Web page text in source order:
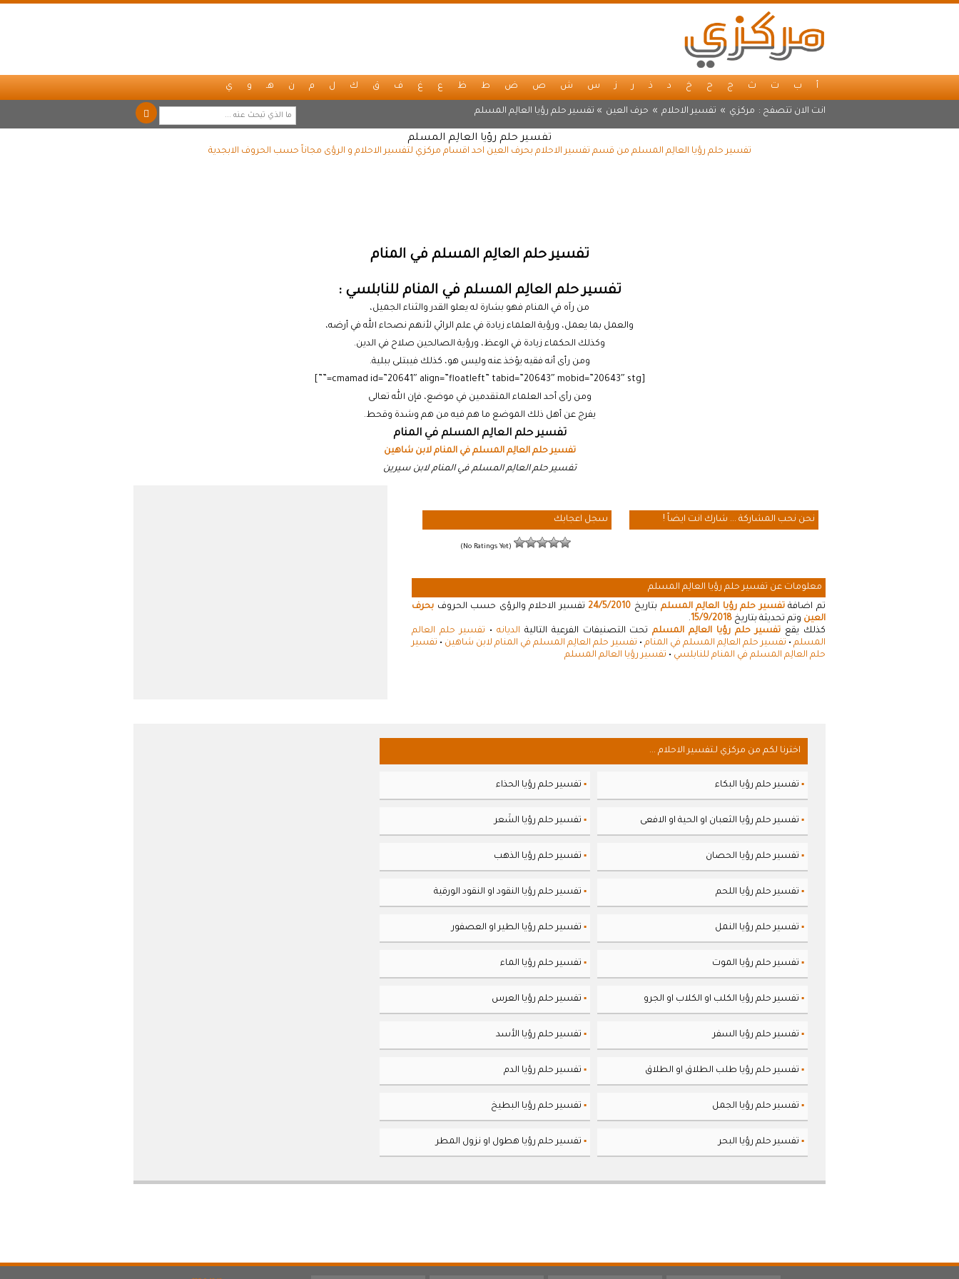
أ ب ت ث ج ح خ د ذ ر ز س ش ص ض ط ظ ع غ ف ق ك ل م ن هـ و ي
انت الان تتصفح : مركزي » تفسير الاحلام » حرف العين » تفسير حلم رؤيا العالِم المسلم
تفسير حلم رؤيا العالِم المسلم
تفسير حلم رؤيا العالِم المسلم من قسم تفسير الاحلام بحرف العين احد اقسام مركزي لتفسير الاحلام و الرؤى مجاناً حسب الحروف الابجدية
تفسير حلم العالِم المسلم في المنام
تفسير حلم العالِم المسلم في المنام للنابلسي :
من رآه في المنام فهو بشارة له يعلو القدر والثناء الجميل،
والعمل بما يعمل، ورؤية العلماء زيادة في علم الرائي لأنهم نصحاء الله في أرضه،
وكذلك الحكماء زيادة في الوعظ، ورؤية الصالحين صلاح في الدين.
ومن رأى أنه فقيه يؤخذ عنه وليس هو، كذلك فيبتلى ببلية.
[cmamad id=”20641″ align=”floatleft” tabid=”20643″ mobid=”20643″ stg=””]
ومن رأى أحد العلماء المتقدمين في موضع، فإن الله تعالى
يفرج عن أهل ذلك الموضع ما هم فيه من هم وشدة وقحط.
تفسير حلم العالِم المسلم في المنام
تفسير حلم العالِم المسلم في المنام لابن شاهين
تفسير حلم العالِم المسلم في المنام لابن سيرين
نحن نحب المشاركة ... شارك انت ايضاً ! سجل اعجابك
(No Ratings Yet)
معلومات عن تفسير حلم رؤيا العالِم المسلم
تم اضافةتفسير حلم رؤيا العالِم المسلم بتاريخ 24/5/2010تفسير الاحلام والرؤى حسب الحروف بحرف
العين وتم تحديثة بتاريخ 15/9/2018
.
كذلك يقع تفسير حلم رؤيا العالِم المسلمتحت التصنيفات الفرعية التالية الديانه • تفسير حلم العالم
المسلم• تفسير حلم العالِم المسلم في المنام • تفسير حلم العالِم المسلم في المنام لابن شاهين • تفسير
حلم العالِم المسلم في المنام للنابلسي • تفسير رؤيا العالم المسلم
اخترنا لكم من مركزي لـتفسير الاحلام ...
▪ تفسير حلم رؤيا البكاء ▪ تفسير حلم رؤيا الحذاء
▪ تفسير حلم رؤيا الثعبان او الحية او الافعى ▪ تفسير حلم رؤيا الشَعر
▪ تفسير حلم رؤيا الحصان ▪ تفسير حلم رؤيا الذهب
▪ تفسير حلم رؤيا اللحم ▪ تفسير حلم رؤيا النقود او النقود الورقية
▪ تفسير حلم رؤيا النمل ▪ تفسير حلم رؤيا الطير او العصفور
▪ تفسير حلم رؤيا الموت ▪ تفسير حلم رؤيا الماء
▪ تفسير حلم رؤيا الكلب او الكلاب او الجرو ▪ تفسير حلم رؤيا العرس
▪ تفسير حلم رؤيا السفر ▪ تفسير حلم رؤيا الأسد
▪ تفسير حلم رؤيا طلب الطلاق او الطلاق ▪ تفسير حلم رؤيا الدم
▪ تفسير حلم رؤيا الجمل ▪ تفسير حلم رؤيا البطيخ
▪ تفسير حلم رؤيا البحر ▪ تفسير حلم رؤيا هطول او نزول المطر